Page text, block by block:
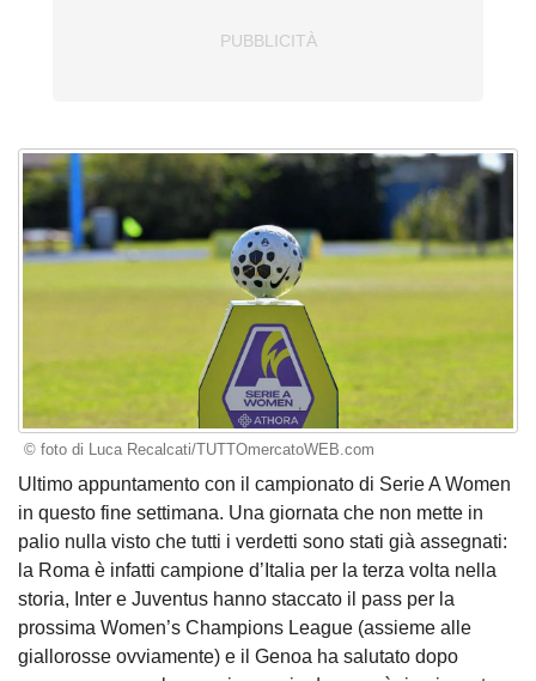
© foto di Luca Recalcati/TUTTOmercatoWEB.com
Ultimo appuntamento con il campionato di Serie A Women
in questo fine settimana. Una giornata che non mette in
palio nulla visto che tutti i verdetti sono stati già assegnati:
la Roma è infatti campione d’Italia per la terza volta nella
storia, Inter e Juventus hanno staccato il pass per la
prossima Women’s Champions League (assieme alle
giallorosse ovviamente) e il Genoa ha salutato dopo